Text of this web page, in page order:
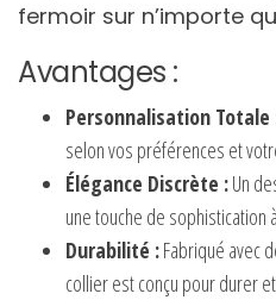
fermoir sur n’importe
Avantages :
Personnalisation Totale
selon vos préférences et
Élégance Discrète :Un
une touche de sophistication
Durabilité :Fabriqué avec
collier est conçu pour durer